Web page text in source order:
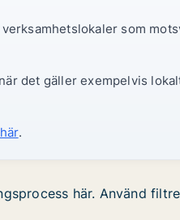
som
det gäller exempelvis
.
här. Använd